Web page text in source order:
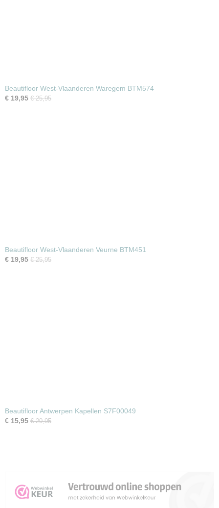
Beautifloor West-Vlaanderen Waregem BTM574
€ 19,95 € 25,95
Beautifloor West-Vlaanderen Veurne BTM451
€ 19,95 € 25,95
Beautifloor Antwerpen Kapellen S7F00049
€ 15,95 € 20,95